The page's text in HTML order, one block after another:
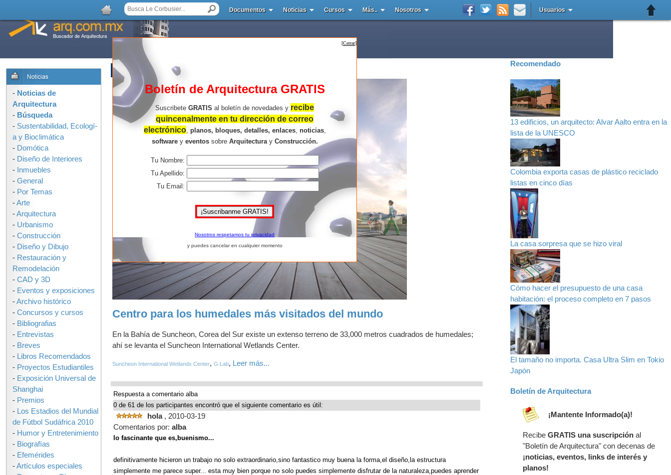
Documentos Noticias Cursos Más.. Nosotros Usuarios
AGREGAR COMENTARIO
Centro para los humedales más visitados del mundo
En la Bahía de Suncheon, Corea del Sur existe un extenso terreno de 33,000 metros cuadrados de humedales;
ahí se levanta el Suncheon International Wetlands Center.
Suncheon International Wetlands Center, G.Lab, Leer más...
Respuesta a comentario alba
0 de 61 de los participantes encontró que el siguiente comentario es útil:
hola , 2010-03-19
Comentarios por: alba
lo fascinante que es,buenismo...
definitivamente hicieron un trabajo no solo extraordinario,sino fantastico muy buena la forma,el diseño,la estructura
simplemente me parece super... esta muy bien porque no solo puedes simplemente disfrutar de la naturaleza,puedes aprender
Recomendado
13 edificios, un arquitecto: Alvar Aalto entra en la
lista de la UNESCO
Colombia exporta casas de plástico reciclado
listas en cinco días
La casa sorpresa que se hizo viral
Cómo hacer el presupuesto de una casa
habitación: el proceso completo en 7 pasos
El tamaño no importa. Casa Ultra Slim en Tokio
Japón
Boletín de Arquitectura
¡Mantente Informado(a)!
Recibe GRATIS una suscripción al
"Boletín de Arquitectura" con decenas de
¡noticias, eventos, links de interés y
planos!
[Cerrar]
Boletín de Arquitectura GRATIS
Suscribete GRATIS al boletín de novedades y recibe
quincenalmente en tu dirección de correo
electrónico, planos, bloques, detalles, enlaces, noticias,
softwarey eventossobre Arquitecturay Construcción.
Tu Nombre:
Tu Apellido:
Tu Email:
Nosotros respetamos tu privacidad
y puedes cancelar en cualquier momento
- Noticias de
Arquitectura
- Búsqueda
- Sustentabilidad, Ecologí­
a y Bioclimática
- Domótica
- Diseño de Interiores
- Inmuebles
- General
- Por Temas
-Arte
-Arquitectura
- Urbanismo
- Construcción
- Diseño y Dibujo
- Restauración y
Remodelación
- CAD y 3D
- Eventos y exposiciones
-Archivo histórico
- Concursos y cursos
- Bibliografias
- Entrevistas
- Breves
- Libros Recomendados
- Proyectos Estudiantiles
- Exposición Universal de
Shanghai
- Premios
- Los Estadios del Mundial
de Fútbol Sudáfrica 2010
- Humor y Entretenimiento
- Biografías
- Efemérides
-Artículos especiales